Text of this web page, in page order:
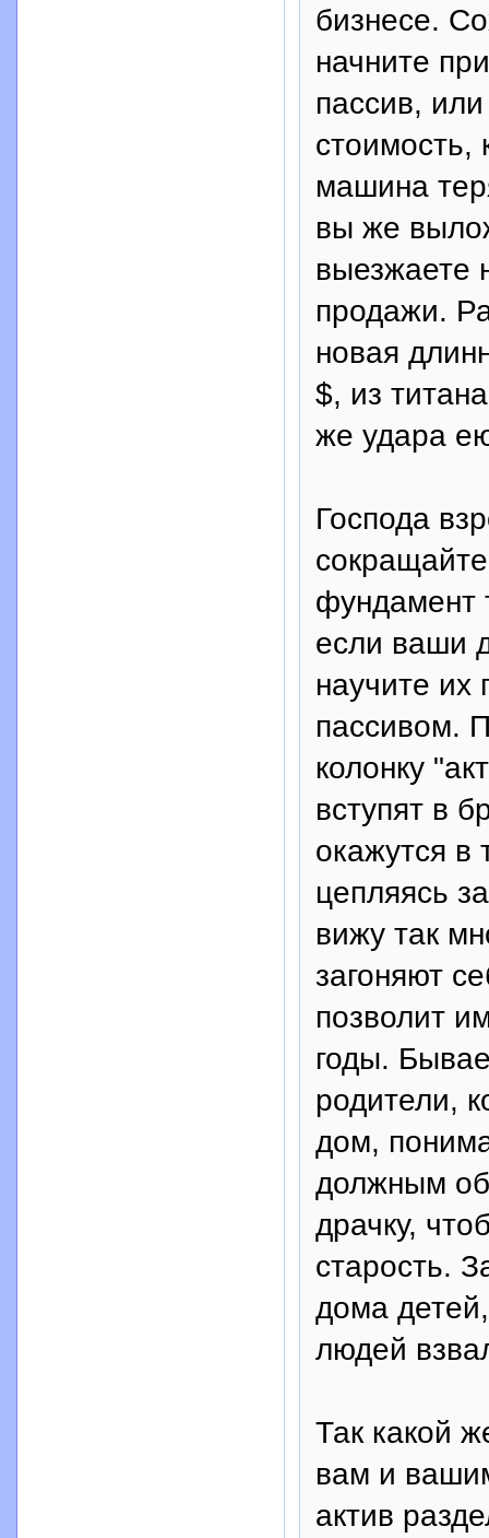
бизнесе.
начните
пассив,
стоимость,
машина
вы же
выезжаете
продажи.
новая
$, из
же удара
Господа
фундамент
если ваши
научите их
пассивом.
колонку
вступят в
окажутся
цепляясь
вижу так
загоняют
позволит
годы.
родители,
дом,
должным
драчку,
старость.
дома
людей
Так какой
вам и
актив